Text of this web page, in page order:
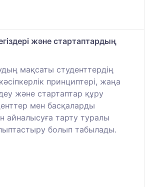
және стартаптардың
мақсаты студенттердің
принциптері, жаңа
және стартаптар құру
мен басқаларды
айналысуға тарту туралы
болып табылады.